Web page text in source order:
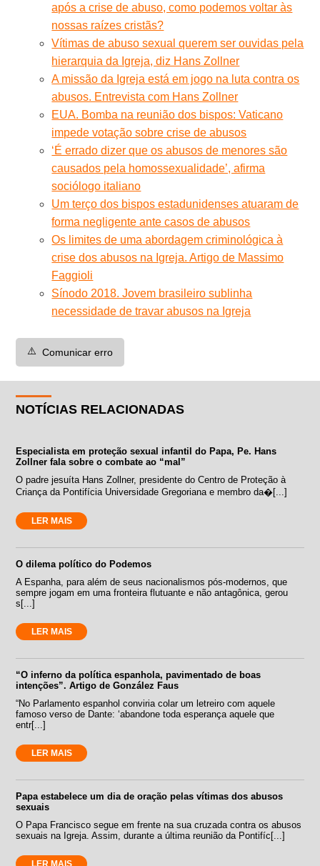
após a crise de abuso, como podemos voltar às
nossas raízes cristãs?
Vítimas de abuso sexual querem ser ouvidas pela
hierarquia da Igreja, diz Hans Zollner
A missão da Igreja está em jogo na luta contra os
abusos. Entrevista com Hans Zollner
EUA. Bomba na reunião dos bispos: Vaticano
impede votação sobre crise de abusos
‘É errado dizer que os abusos de menores são
causados pela homossexualidade’, afirma
sociólogo italiano
Um terço dos bispos estadunidenses atuaram de
forma negligente ante casos de abusos
Os limites de uma abordagem criminológica à
crise dos abusos na Igreja. Artigo de Massimo
Faggioli
Sínodo 2018. Jovem brasileiro sublinha
necessidade de travar abusos na Igreja
⚠️ Comunicar erro
NOTÍCIAS RELACIONADAS
Especialista em proteção sexual infantil do Papa, Pe. Hans
Zollner fala sobre o combate ao “mal”
O padre jesuíta Hans Zollner, presidente do Centro de Proteção à
Criança da Pontifícia Universidade Gregoriana e membro da�[...]
LER MAIS
O dilema político do Podemos
A Espanha, para além de seus nacionalismos pós-modernos, que
sempre jogam em uma fronteira flutuante e não antagônica, gerou
s[...]
LER MAIS
“O inferno da política espanhola, pavimentado de boas
intenções”. Artigo de González Faus
“No Parlamento espanhol conviria colar um letreiro com aquele
famoso verso de Dante: ‘abandone toda esperança aquele que
entr[...]
LER MAIS
Papa estabelece um dia de oração pelas vítimas dos abusos
sexuais
O Papa Francisco segue em frente na sua cruzada contra os abusos
sexuais na Igreja. Assim, durante a última reunião da Pontifíc[...]
LER MAIS